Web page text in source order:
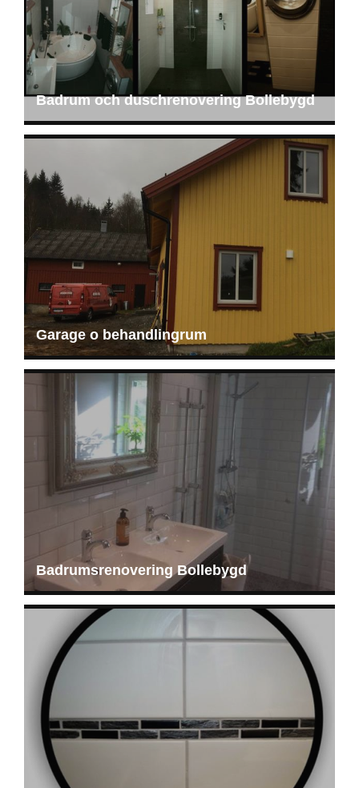
Badrum och duschrenovering Bollebygd
Garage o behandlingrum
Badrumsrenovering Bollebygd